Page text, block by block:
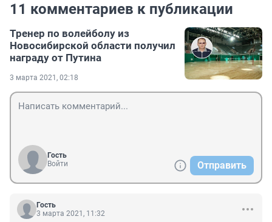
11 комментариев к публикации
Тренер по волейболу из
Новосибирской области получил
награду от Путина
3 марта 2021, 02:18
Гость
Войти
Отправить
Гость
3 марта 2021, 11:32